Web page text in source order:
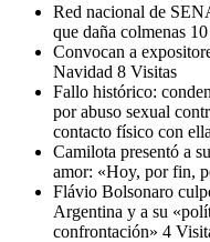
Red nacional de
que daña colmenas
Convocan a
Navidad 8 Visitas
Fallo histórico:
por abuso sexual
contacto físico con ella
Camilota presentó a
amor: «Hoy, por fin,
Flávio Bolsonaro
Argentina y a su
confrontación» 4